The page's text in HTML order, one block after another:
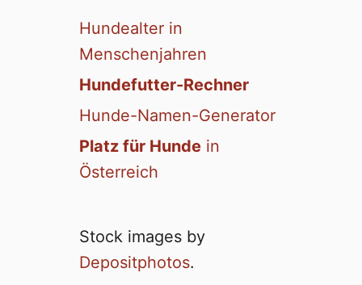
Hundealter in
Menschenjahren
Hundefutter-Rechner
Hunde-Namen-Generator
Platz für Hunde in
Österreich
Stock images by
Depositphotos.